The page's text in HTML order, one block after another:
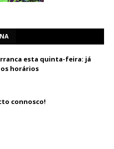
esta quinta-feira: já
horários
connosco!